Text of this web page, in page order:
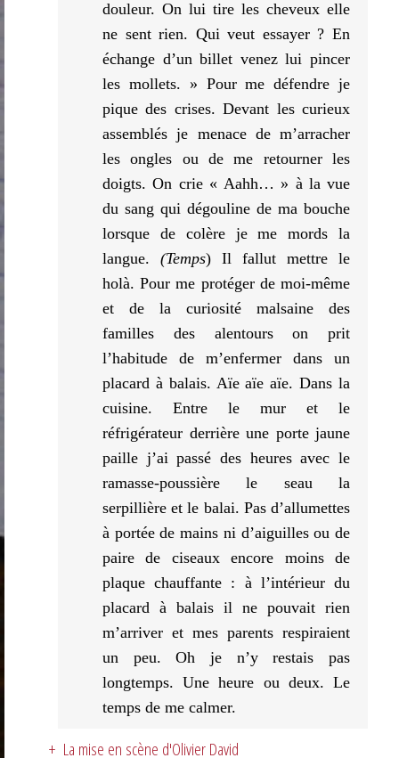
douleur. On lui tire les cheveux elle
ne sent rien. Qui veut essayer ? En
échange d’un billet venez lui pincer
les mollets. » Pour me défendre je
pique des crises. Devant les curieux
assemblés je menace de m’arracher
les ongles ou de me retourner les
doigts. On crie « Aahh… » à la vue
du sang qui dégouline de ma bouche
lorsque de colère je me mords la
langue. (Temps) Il fallut mettre le
holà. Pour me protéger de moi-même
et de la curiosité malsaine des
familles des alentours on prit
l’habitude de m’enfermer dans un
placard à balais. Aïe aïe aïe. Dans la
cuisine. Entre le mur et le
réfrigérateur derrière une porte jaune
paille j’ai passé des heures avec le
ramasse-poussière le seau la
serpillière et le balai. Pas d’allumettes
à portée de mains ni d’aiguilles ou de
paire de ciseaux encore moins de
plaque chauffante : à l’intérieur du
placard à balais il ne pouvait rien
m’arriver et mes parents respiraient
un peu. Oh je n’y restais pas
longtemps. Une heure ou deux. Le
temps de me calmer.
+ La mise en scène d'Olivier David